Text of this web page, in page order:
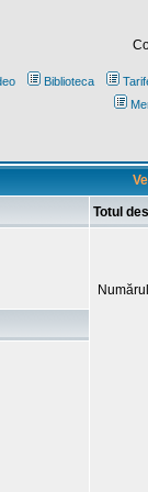
Biblioteca
Totul